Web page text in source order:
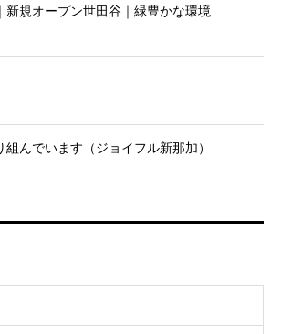
新規オープン世田谷｜緑豊かな環境
んでいます（ジョイフル新那加）